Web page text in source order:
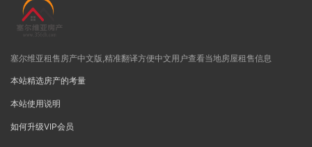
塞尔维亚租售房产中文版,精准翻译方便中文用户查看当地房屋租售信息
本站精选房产的考量
本站使用说明
如何升级VIP会员